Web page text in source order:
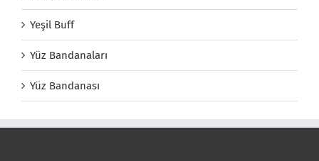
Yeşil Buff
Yüz Bandanaları
Yüz Bandanası